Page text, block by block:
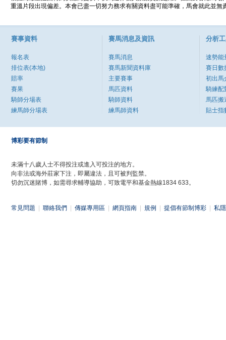
重溫片段出現偏差。本會已盡一切努力務求有關資料盡可能準確，馬會就此並
賽事資料
報名表
排位表(本地)
賠率
賽果
騎師分場表
練馬師分場表
賽馬消息及資訊
賽馬消息
賽馬新聞資料庫
主要賽事
馬匹資料
騎師資料
練馬師資料
分析
速勢能
賽日數
初出馬
騎練配
馬匹搬
貼士指
博彩要有節制
未滿十八歲人士不得投注或進入可投注的地方。
向非法或海外莊家下注，即屬違法，且可被判監禁。
切勿沉迷賭博，如需尋求輔導協助，可致電平和基金熱線1834 633。
常見問題 聯絡我們 傳媒專用區 網頁指南 規例 提倡有節制博彩 私